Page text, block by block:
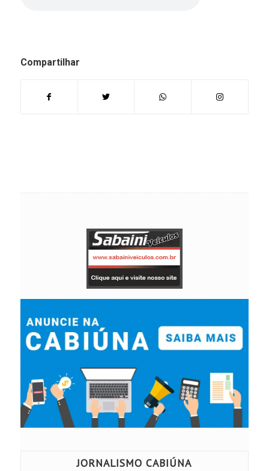
Compartilhar
JORNALISMO CABIÚNA